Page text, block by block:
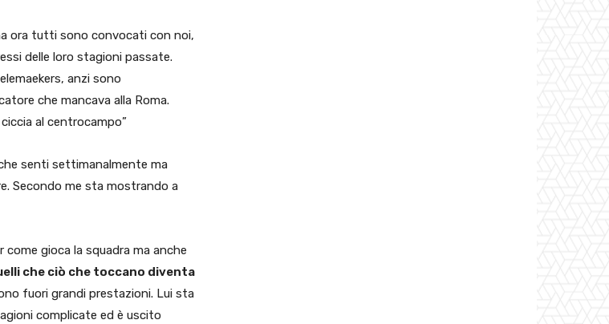
ora tutti sono convocati con noi,
delle loro stagioni passate.
anzi sono
che mancava alla Roma.
al centrocampo”
senti settimanalmente ma
Secondo me sta mostrando a
come gioca la squadra ma anche
che ciò che toccano diventa
fuori grandi prestazioni. Lui sta
complicate ed è uscito